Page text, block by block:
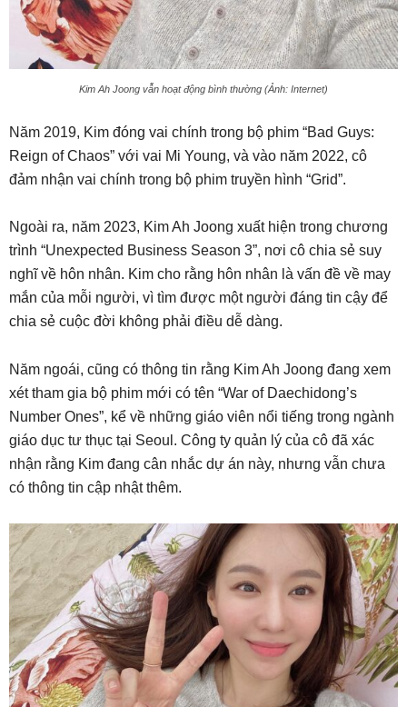
Kim Ah Joong vẫn hoạt động bình thường (Ảnh: Internet)
Năm 2019, Kim đóng vai chính trong bộ phim “Bad Guys:
Reign of Chaos” với vai Mi Young, và vào năm 2022, cô
đảm nhận vai chính trong bộ phim truyền hình “Grid”.
Ngoài ra, năm 2023, Kim Ah Joong xuất hiện trong chương
trình “Unexpected Business Season 3”, nơi cô chia sẻ suy
nghĩ về hôn nhân. Kim cho rằng hôn nhân là vấn đề về may
mắn của mỗi người, vì tìm được một người đáng tin cậy để
chia sẻ cuộc đời không phải điều dễ dàng.
Năm ngoái, cũng có thông tin rằng Kim Ah Joong đang xem
xét tham gia bộ phim mới có tên “War of Daechidong’s
Number Ones”, kể về những giáo viên nổi tiếng trong ngành
giáo dục tư thục tại Seoul. Công ty quản lý của cô đã xác
nhận rằng Kim đang cân nhắc dự án này, nhưng vẫn chưa
có thông tin cập nhật thêm.